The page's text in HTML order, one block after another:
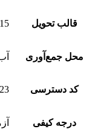
قالب تحویل 15 گرم پودر خشک
محل جمع‌آوری
کد دسترسی
درجه کیفی